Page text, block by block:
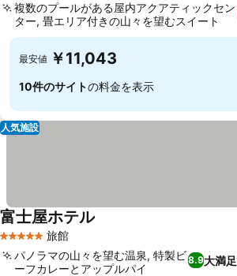
複数のプールがある屋内アクアティックセン
ター, 畳エリア付きの山々を望むスイート
最安値 ￥11,043
10件のサイトの料金を表示
人気施設
5 ホテルのランク
旅館
富士屋ホテル
8.9大満足
パノラマの山々を望む温泉, 特製ビ
ーフカレーとアップルパイ